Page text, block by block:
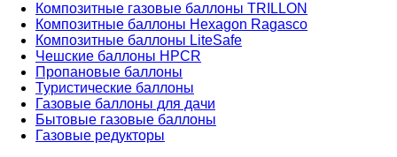
Композитные газовые баллоны TRILLON
Композитные баллоны Hexagon Ragasco
Композитные баллоны LiteSafe
Чешские баллоны HPCR
Пропановые баллоны
Туристические баллоны
Газовые баллоны для дачи
Бытовые газовые баллоны
Газовые редукторы